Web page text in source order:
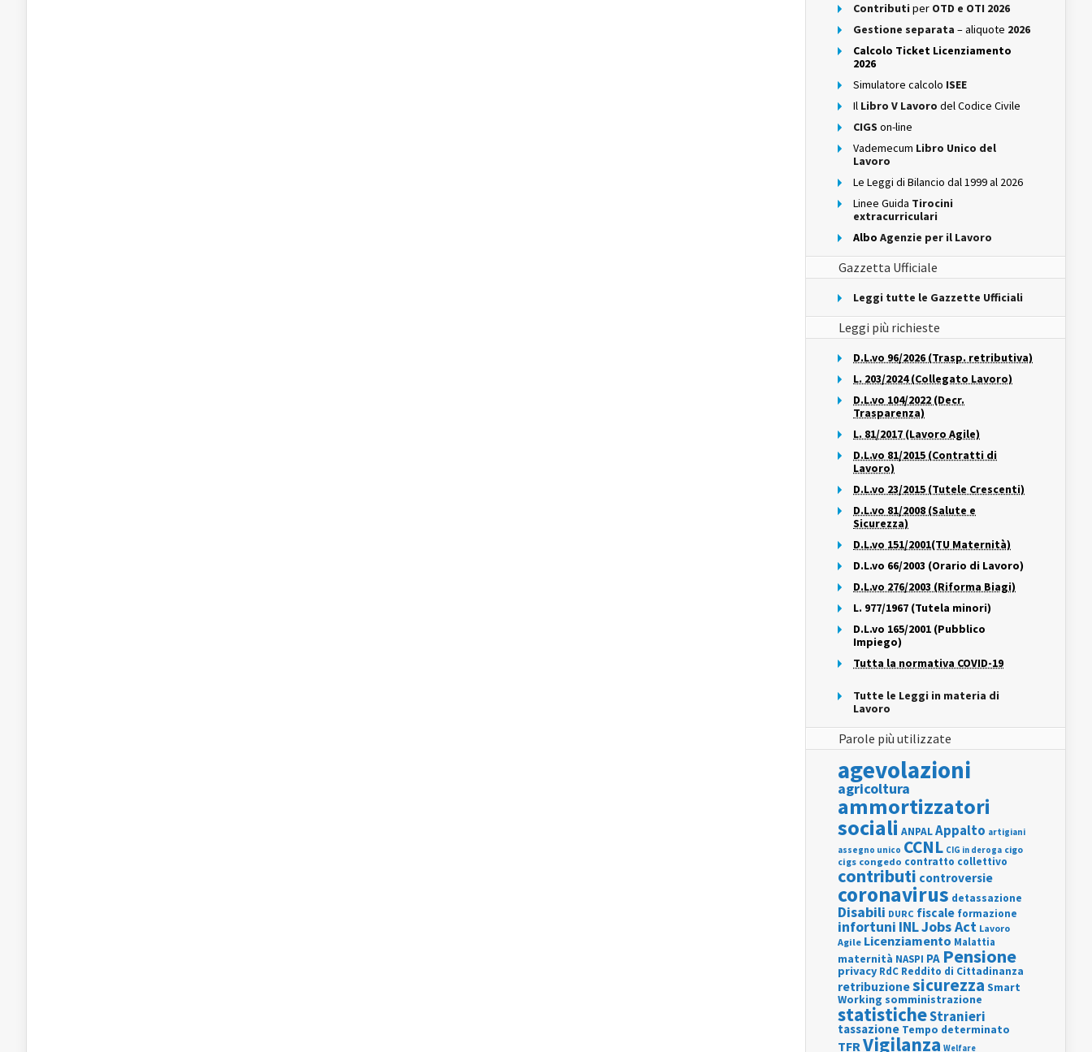
Contributi per OTD e OTI 2026
Gestione separata – aliquote 2026
Calcolo Ticket Licenziamento
2026
Simulatore calcolo ISEE
Il Libro V Lavoro del Codice Civile
CIGS on-line
Vademecum Libro Unico del
Lavoro
Le Leggi di Bilancio dal 1999 al 2026
Linee Guida Tirocini
extracurriculari
Albo Agenzie per il Lavoro
Gazzetta Ufficiale
Leggi tutte le Gazzette Ufficiali
Leggi più richieste
D.L.vo 96/2026 (Trasp. retributiva)
L. 203/2024 (Collegato Lavoro)
D.L.vo 104/2022 (Decr.
Trasparenza)
L. 81/2017 (Lavoro Agile)
D.L.vo 81/2015 (Contratti di
Lavoro)
D.L.vo 23/2015 (Tutele Crescenti)
D.L.vo 81/2008 (Salute e
Sicurezza)
D.L.vo 151/2001(TU Maternità)
D.L.vo 66/2003 (Orario di Lavoro)
D.L.vo 276/2003 (Riforma Biagi)
L. 977/1967 (Tutela minori)
D.L.vo 165/2001 (Pubblico
Impiego)
Tutta la normativa COVID-19
Tutte le Leggi in materia di
Lavoro
Parole più utilizzate
agevolazioni
agricoltura
ammortizzatori
sociali ANPALAppalto artigiani
assegno unico CCNL CIG in deroga cigo
cigs congedo contratto collettivo
contributi controversie
coronavirus detassazione
Disabili DURC fiscale formazione
infortuni INLJobs Act Lavoro
Agile Licenziamento Malattia
maternità NASPI PA Pensione
privacy RdC Reddito di Cittadinanza
retribuzionesicurezza Smart
Working somministrazione
statisticheStranieri
tassazione Tempo determinato
TFRVigilanza Welfare